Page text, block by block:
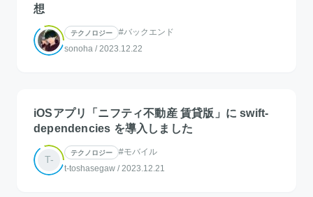
想
テクノロジー
#バックエンド
sonoha / 2023.12.22
iOSアプリ「ニフティ不動産 賃貸版」に swift-
dependencies を導入しました
T-
テクノロジー
#モバイル
t-toshasegaw / 2023.12.21